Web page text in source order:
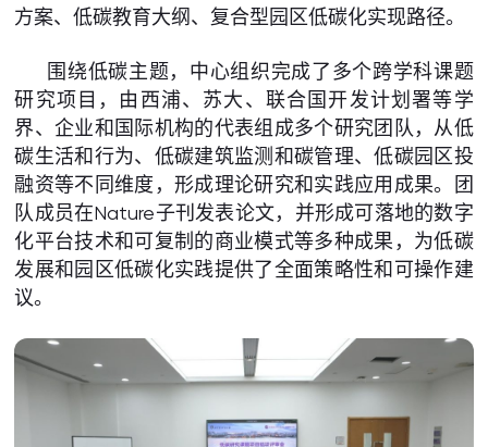
方案、低碳教育大纲、复合型园区低碳化实现路径。
围绕低碳主题，中心组织完成了多个跨学科课题
研究项目，由西浦、苏大、联合国开发计划署等学
界、企业和国际机构的代表组成多个研究团队，从低
碳生活和行为、低碳建筑监测和碳管理、低碳园区投
融资等不同维度，形成理论研究和实践应用成果。团
队成员在Nature子刊发表论文，并形成可落地的数字
化平台技术和可复制的商业模式等多种成果，为低碳
发展和园区低碳化实践提供了全面策略性和可操作建
议。